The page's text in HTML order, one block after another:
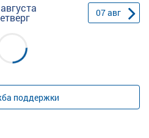
07авг
поддержки